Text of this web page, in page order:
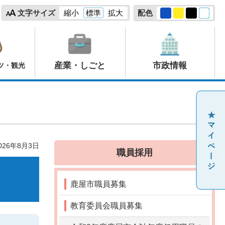
文字サイズ 縮小 標準 拡大 配色
・観光 産業・しごと 市政情報
年8月3日
職員採用
鹿屋市職員募集
教育委員会職員募集